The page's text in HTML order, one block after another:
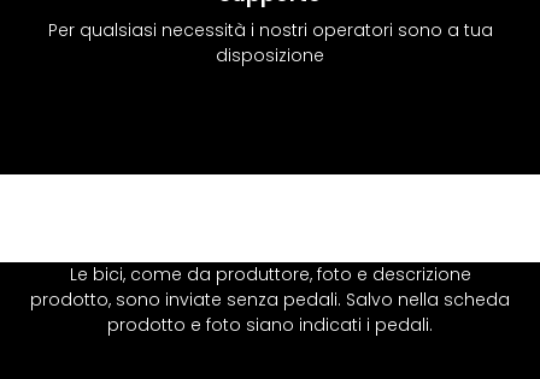
Per qualsiasi necessità i nostri operatori sono a tua
disposizione
Le bici, come da produttore, foto e descrizione
prodotto, sono inviate senza pedali. Salvo nella scheda
prodotto e foto siano indicati i pedali.